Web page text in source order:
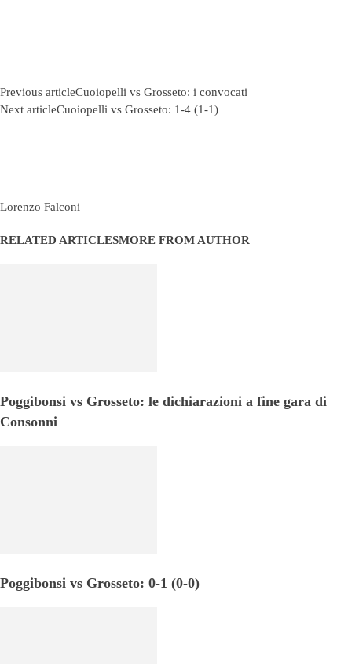
Previous articleCuoiopelli vs Grosseto: i convocati
Next articleCuoiopelli vs Grosseto: 1-4 (1-1)
Lorenzo Falconi
RELATED ARTICLESMORE FROM AUTHOR
Poggibonsi vs Grosseto: le dichiarazioni a fine gara di
Consonni
Poggibonsi vs Grosseto: 0-1 (0-0)